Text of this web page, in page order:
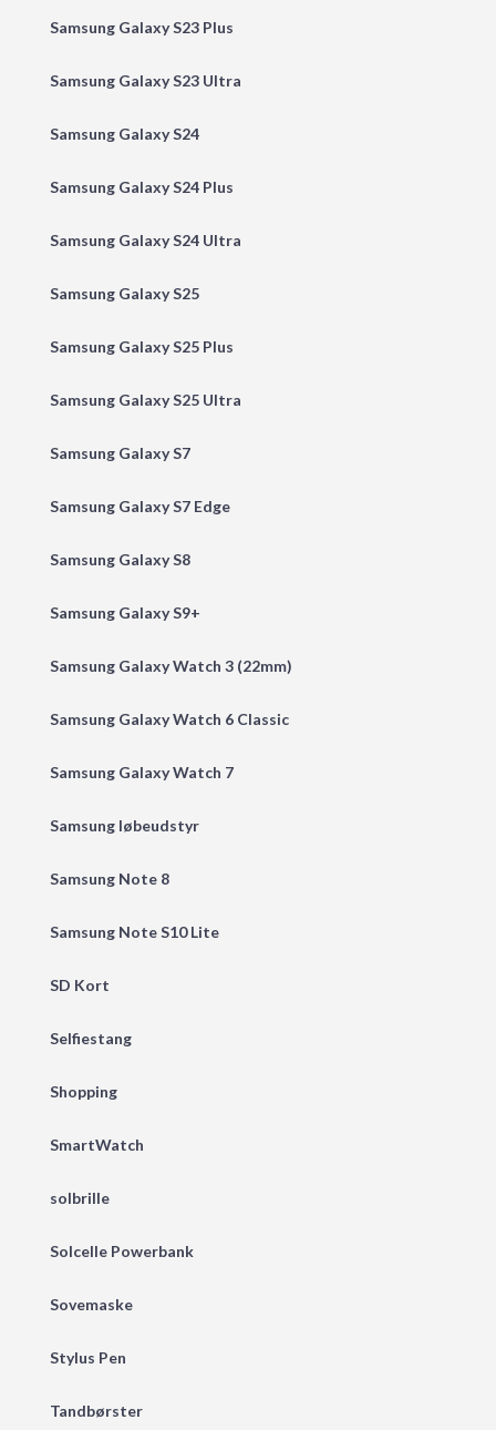
Samsung Galaxy S23 Plus
Samsung Galaxy S23 Ultra
Samsung Galaxy S24
Samsung Galaxy S24 Plus
Samsung Galaxy S24 Ultra
Samsung Galaxy S25
Samsung Galaxy S25 Plus
Samsung Galaxy S25 Ultra
Samsung Galaxy S7
Samsung Galaxy S7 Edge
Samsung Galaxy S8
Samsung Galaxy S9+
Samsung Galaxy Watch 3 (22mm)
Samsung Galaxy Watch 6 Classic
Samsung Galaxy Watch 7
Samsung løbeudstyr
Samsung Note 8
Samsung Note S10 Lite
SD Kort
Selfiestang
Shopping
SmartWatch
solbrille
Solcelle Powerbank
Sovemaske
Stylus Pen
Tandbørster